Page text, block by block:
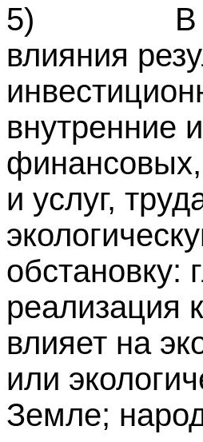
5) В
влияния
внутренние
и услуг,
обстановку:
реализация
влияет на
или
Земле;